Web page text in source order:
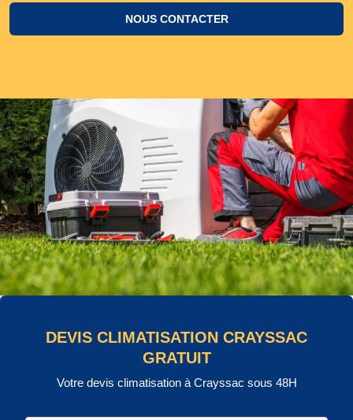
NOUS CONTACTER
DEVIS CLIMATISATION CRAYSSAC
GRATUIT
Votre devis climatisation à Crayssac sous 48H